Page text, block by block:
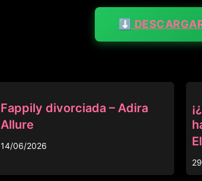
⬇️
Fappily divorciada – Adira
Allure
14/06/2026